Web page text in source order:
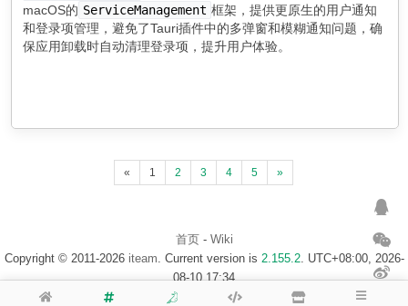
macOS的 ServiceManagement 框架，提供更原生的用户通知
和登录项管理，避免了Tauri插件中的多弹窗和模糊通知问题，确
保应用卸载时自动清理登录项，提升用户体验。
« 1 2 3 4 5 »
首页- Wiki
Copyright © 2011-2026 iteam . Current version is 2.155.2. UTC+08:00, 2026-
08-10 17:34
浙ICP备14020137号-1 $访客地图$